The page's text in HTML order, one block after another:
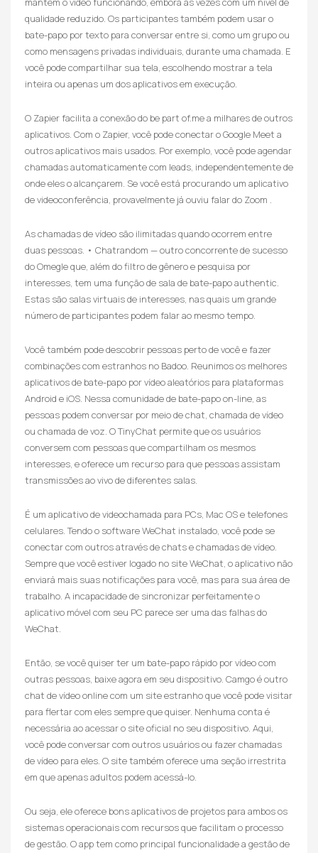
qualidade reduzido. Os participantes também podem usar o
bate-papo por texto para conversar entre si, como um grupo ou
como mensagens privadas individuais, durante uma chamada. E
você pode compartilhar sua tela, escolhendo mostrar a tela
inteira ou apenas um dos aplicativos em execução.
O Zapier facilita a conexão do be part of.me a milhares de outros
aplicativos. Com o Zapier, você pode conectar o Google Meet a
outros aplicativos mais usados. Por exemplo, você pode agendar
chamadas automaticamente com leads, independentemente de
onde eles o alcançarem. Se você está procurando um aplicativo
de videoconferência, provavelmente já ouviu falar do Zoom .
As chamadas de vídeo são ilimitadas quando ocorrem entre
duas pessoas. • Chatrandom — outro concorrente de sucesso
do Omegle que, além do filtro de gênero e pesquisa por
interesses, tem uma função de sala de bate-papo authentic.
Estas são salas virtuais de interesses, nas quais um grande
número de participantes podem falar ao mesmo tempo.
Você também pode descobrir pessoas perto de você e fazer
combinações com estranhos no Badoo. Reunimos os melhores
aplicativos de bate-papo por vídeo aleatórios para plataformas
Android e iOS. Nessa comunidade de bate-papo on-line, as
pessoas podem conversar por meio de chat, chamada de vídeo
ou chamada de voz. O TinyChat permite que os usuários
conversem com pessoas que compartilham os mesmos
interesses, e oferece um recurso para que pessoas assistam
transmissões ao vivo de diferentes salas.
É um aplicativo de videochamada para PCs, Mac OS e telefones
celulares. Tendo o software WeChat instalado, você pode se
conectar com outros através de chats e chamadas de vídeo.
Sempre que você estiver logado no site WeChat, o aplicativo não
enviará mais suas notificações para você, mas para sua área de
trabalho. A incapacidade de sincronizar perfeitamente o
aplicativo móvel com seu PC parece ser uma das falhas do
WeChat.
Então, se você quiser ter um bate-papo rápido por vídeo com
outras pessoas, baixe agora em seu dispositivo. Camgo é outro
chat de vídeo online com um site estranho que você pode visitar
para flertar com eles sempre que quiser. Nenhuma conta é
necessária ao acessar o site oficial no seu dispositivo. Aqui,
você pode conversar com outros usuários ou fazer chamadas
de vídeo para eles. O site também oferece uma seção irrestrita
em que apenas adultos podem acessá-lo.
Ou seja, ele oferece bons aplicativos de projetos para ambos os
sistemas operacionais com recursos que facilitam o processo
de gestão. O app tem como principal funcionalidade a gestão de